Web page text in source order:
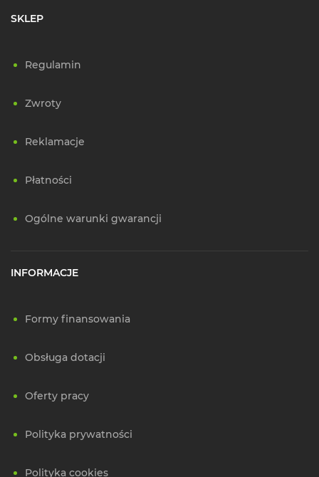
SKLEP
Regulamin
Zwroty
Reklamacje
Płatności
Ogólne warunki gwarancji
INFORMACJE
Formy finansowania
Obsługa dotacji
Oferty pracy
Polityka prywatności
Polityka cookies